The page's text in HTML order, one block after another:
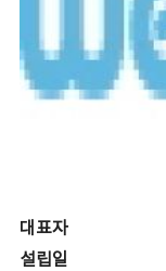
대표자
설립일